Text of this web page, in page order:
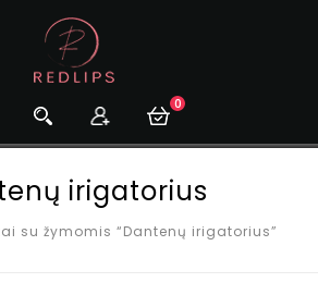
0
irigatorius
su žymomis “Dantenų irigatorius”